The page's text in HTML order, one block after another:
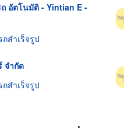
อัตโนมัติ - Yintian E -
สำเร็จรูป
จำกัด
สำเร็จรูป